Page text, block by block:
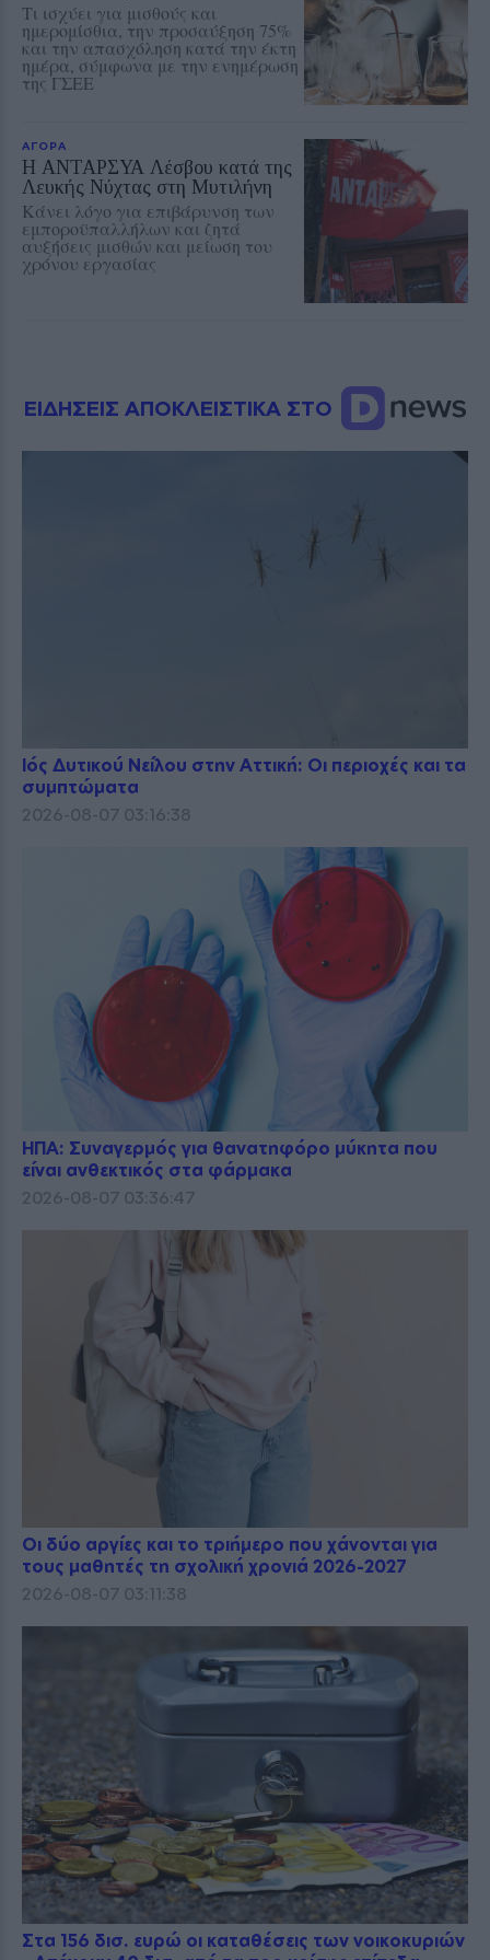
Τι ισχύει για μισθούς και
ημερομίσθια, την προσαύξηση 75%
και την απασχόληση κατά την έκτη
ημέρα, σύμφωνα με την ενημέρωση
της ΓΣΕΕ
ΑΓΟΡΑ
Η ΑΝΤΑΡΣΥΑ Λέσβου κατά της
Λευκής Νύχτας στη Μυτιλήνη
Κάνει λόγο για επιβάρυνση των
εμποροϋπαλλήλων και ζητά
αυξήσεις μισθών και μείωση του
χρόνου εργασίας
ΕΙΔΗΣΕΙΣ ΑΠΟΚΛΕΙΣΤΙΚΑ ΣΤΟ
Ιός Δυτικού Νείλου στην Αττική: Οι περιοχές και τα
συμπτώματα
2026-08-07 03:16:38
ΗΠΑ: Συναγερμός για θανατηφόρο μύκητα που
είναι ανθεκτικός στα φάρμακα
2026-08-07 03:36:47
Οι δύο αργίες και το τριήμερο που χάνονται για
τους μαθητές τη σχολική χρονιά 2026-2027
2026-08-07 03:11:38
Στα 156 δισ. ευρώ οι καταθέσεις των νοικοκυριών